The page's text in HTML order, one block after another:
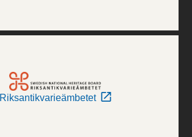
Riksantikvarieämbetet